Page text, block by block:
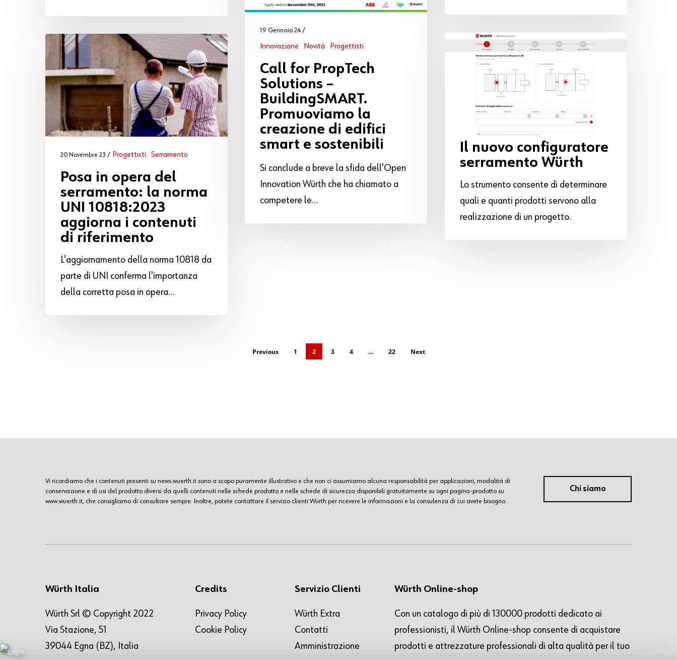
19 Gennaio 24
Innovazione Novità Progettisti
Call for PropTech
Solutions –
BuildingSMART.
Promuoviamo la
creazione di edifici
smart e sostenibili
Si conclude a breve la sfida dell'Open
Innovation Würth che ha chiamato a
competere le…
Il nuovo configuratore
serramento Würth
Lo strumento consente di determinare
quali e quanti prodotti servono alla
realizzazione di un progetto.
20 Novembre 23 Progettisti Serramento
Posa in opera del
serramento: la norma
UNI 10818:2023
aggiorna i contenuti
di riferimento
L'aggiornamento della norma 10818 da
parte di UNI conferma l'importanza
della corretta posa in opera…
Previous 1 2 3 4 … 22 Next
Vi ricordiamo che i contenuti presenti su news.wuerth.it sono a scopo puramente illustrativo e che non ci assumiamo alcuna responsabilità per applicazioni, modalità di
conservazione e di usi del prodotto diversi da quelli contenuti nelle schede prodotto e nelle schede di sicurezza disponibili gratuitamente su ogni pagina-prodotto su
www.wuerth.it, che consigliamo di consultare sempre. Inoltre, potete contattare il servizio clienti Würth per ricevere le informazioni e la consulenza di cui avete bisogno.
Chi siamo
Würth Italia
Würth Srl © Copyright 2022
Via Stazione, 51
39044 Egna (BZ), Italia
Credits
Privacy Policy
Cookie Policy
Servizio Clienti
Würth Extra
Contatti
Amministrazione
Würth Online-shop
Con un catalogo di più di 130000 prodotti dedicato ai
professionisti, il Würth Online-shop consente di acquistare
prodotti e attrezzature professionali di alta qualità per il tuo